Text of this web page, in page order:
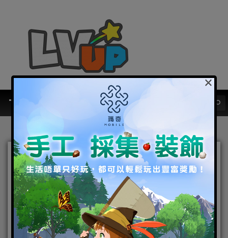
《足球小將翼：夢幻隊伍》
於12月11日直播「Dream
Championship 2021」決勝
淘汰賽！一同見證第3屆世界
No.1選手誕生
×